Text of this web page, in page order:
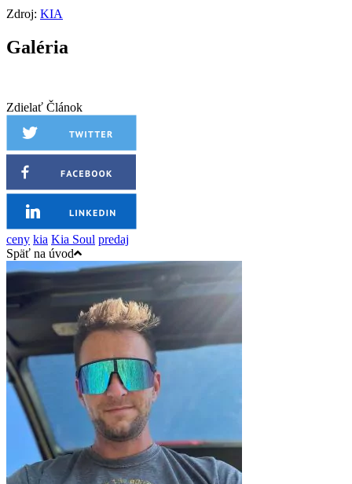
Zdroj: KIA
Galéria
Zdielať Článok
ceny kia Kia Soul predaj
Späť na úvod